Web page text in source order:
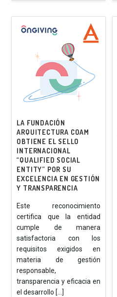
LA FUNDACIÓN
ARQUITECTURA COAM
OBTIENE EL SELLO
INTERNACIONAL
“QUALIFIED SOCIAL
ENTITY” POR SU
EXCELENCIA EN GESTIÓN
Y TRANSPARENCIA
Este reconocimiento
certifica que la entidad
cumple de manera
satisfactoria con los
requisitos exigidos en
materia de gestión
responsable,
transparencia y eficacia en
el desarrollo [...]